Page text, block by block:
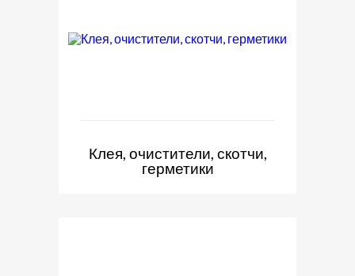
Клея, очистители, скотчи,
герметики